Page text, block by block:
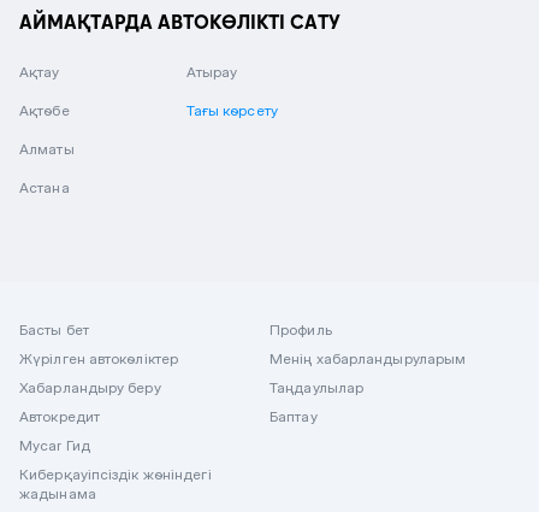
АЙМАҚТАРДА АВТОКӨЛІКТІ САТУ
Ақтау
Ақтөбе
Алматы
Астана
Атырау
Тағы көрсету
Басты бет
Жүрілген автокөліктер
Хабарландыру беру
Автокредит
Mycar Гид
Киберқауіпсіздік жөніндегі
жадынама
Профиль
Менің хабарландыруларым
Таңдаулылар
Баптау